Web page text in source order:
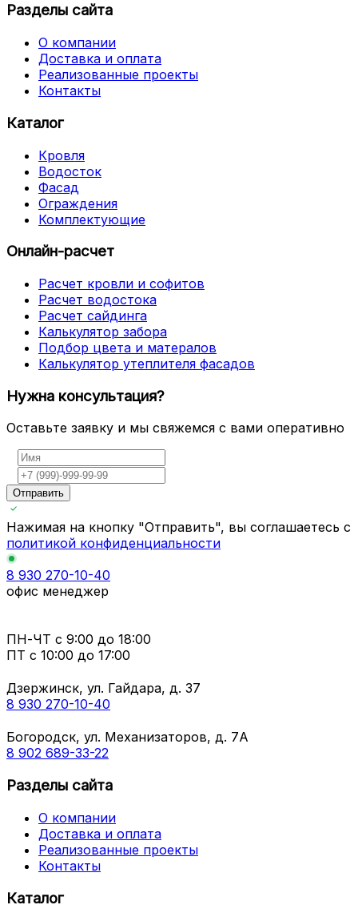
Разделы сайта
О компании
Доставка и оплата
Реализованные проекты
Контакты
Каталог
Кровля
Водосток
Фасад
Ограждения
Комплектующие
Онлайн-расчет
Расчет кровли и софитов
Расчет водостока
Расчет сайдинга
Калькулятор забора
Подбор цвета и матералов
Калькулятор утеплителя фасадов
Нужна консультация?
Оставьте заявку и мы свяжемся с вами оперативно
Отправить
Нажимая на кнопку "Отправить", вы соглашаетесь с
политикой конфиденциальности
8 930 270-10-40
офис менеджер
ПН-ЧТ с 9:00 до 18:00
ПТ с 10:00 до 17:00
Дзержинск, ул. Гайдара, д. 37
8 930 270-10-40
Богородск, ул. Механизаторов, д. 7А
8 902 689-33-22
Разделы сайта
О компании
Доставка и оплата
Реализованные проекты
Контакты
Каталог